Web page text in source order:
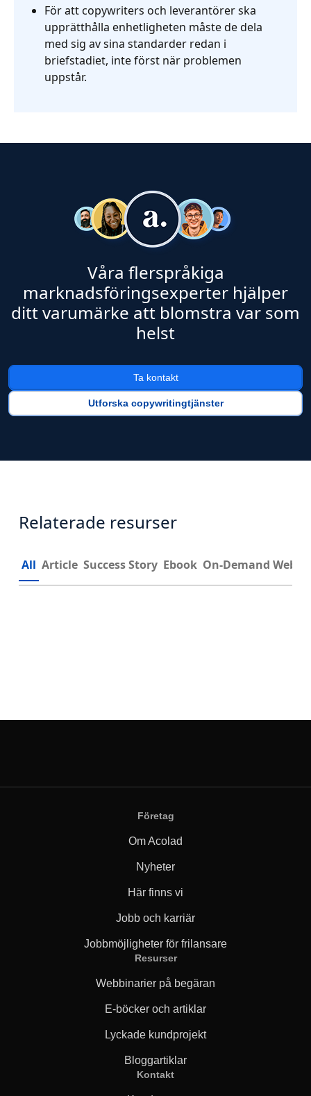
För att copywriters och leverantörer ska
upprätthålla enhetligheten måste de dela
med sig av sina standarder redan i
briefstadiet, inte först när problemen
uppstår.
Våra flerspråkiga
marknadsföringsexperter hjälper
ditt varumärke att blomstra var som
helst
Ta kontakt
Utforska copywritingtjänster
Relaterade resurser
All Article Success Story Ebook On-Demand
Företag
Om Acolad
Nyheter
Här finns vi
Jobb och karriär
Jobbmöjligheter för frilansare
Resurser
Webbinarier på begäran
E-böcker och artiklar
Lyckade kundprojekt
Bloggartiklar
Kontakt